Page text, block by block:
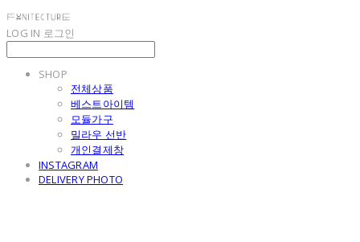
LOG IN 로그인
SHOP
전체상품
베스트아이템
모듈가구
밀라우 선반
개인결제창
INSTAGRAM
DELIVERY PHOTO